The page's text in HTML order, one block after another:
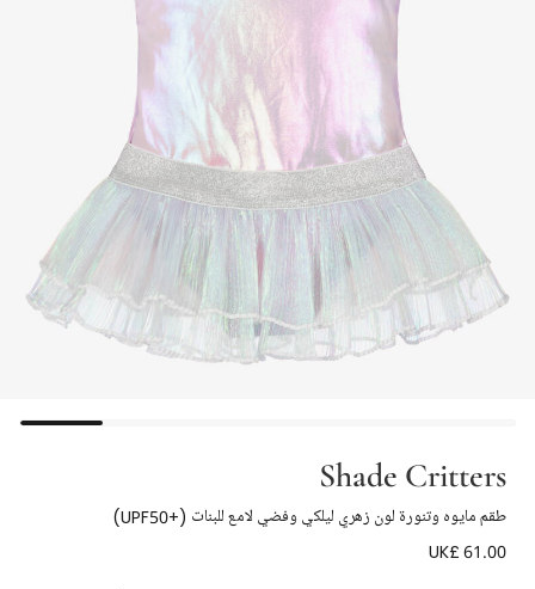
Shade Critters
طقم مايوه وتنورة لون زهري ليلكي وفضي لامع للبنات (+UPF50)
UK£ 61.00